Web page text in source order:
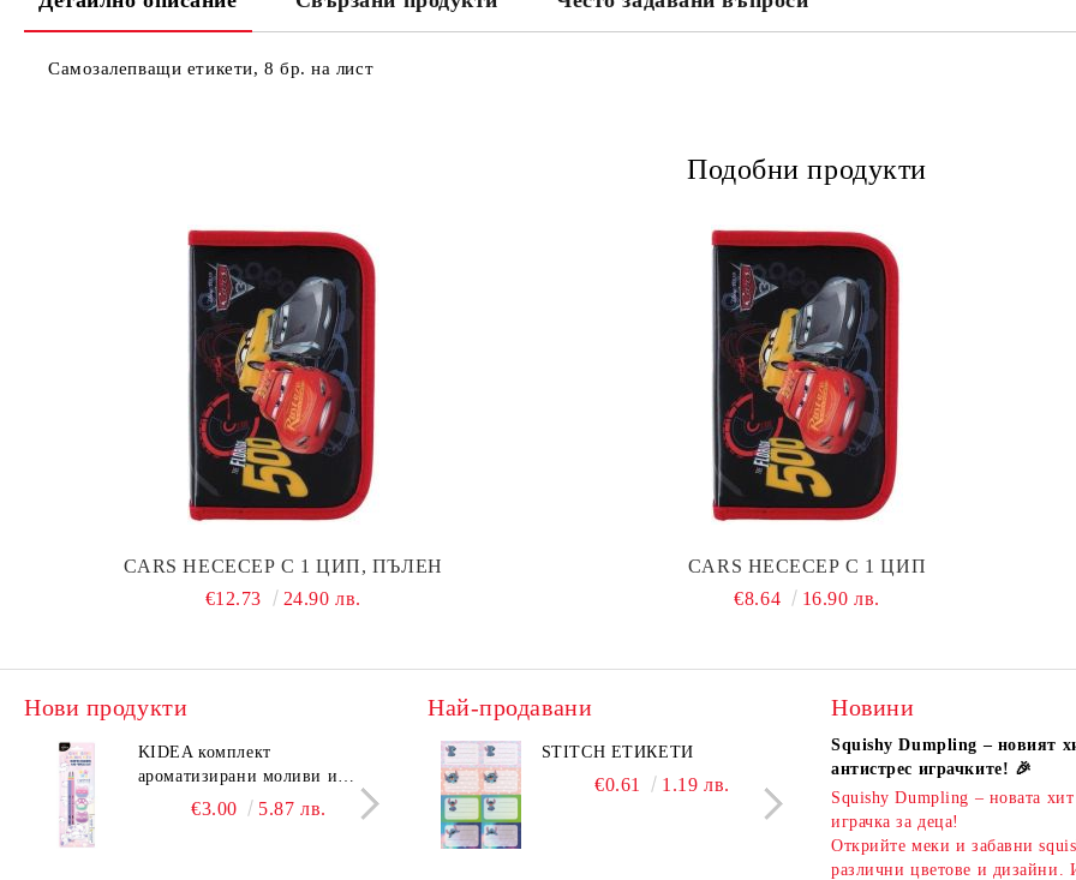
Самозалепващи етикети, 8 бр. на лист
Подобни продукти
CARS НЕСЕСЕР С 1 ЦИП, ПЪЛЕН
€12.73
24.90 лв.
CARS НЕСЕСЕР С 1 ЦИП
€8.64
16.90 лв.
Нови продукти
KIDEA комплект
ароматизирани моливи и
гуми Котешки лапи
€3.00 5.87 лв.
KIDEA комплект
ароматизирани моливи и
гуми Капибара
KIDEA комплект 5 бр.
ароматни гуми Bubble Tea
€2.20 4.30 лв.
Най-продавани
STITCH ЕТИКЕТИ
€0.61 1.19 лв.
PIXELS МОЛИВ С
Новини
Squishy Dumpling – новият
антистрес играчките! 🎉
Squishy Dumpling – новата хит
играчка за деца!
Открийте меки и забавни
различни цветове и дизайни.